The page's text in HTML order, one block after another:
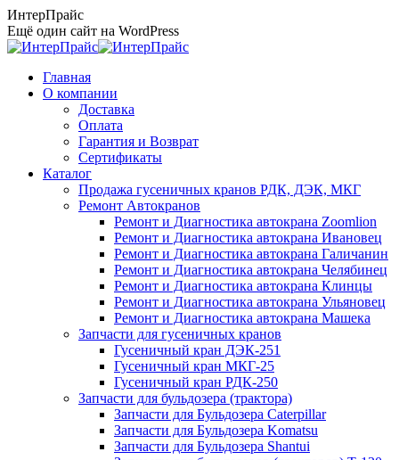
Перейти
к
содержанию
ИнтерПрайс
Ещё один сайт на WordPress
Главная
О компании
Доставка
Оплата
Гарантия и Возврат
Сертификаты
Каталог
Продажа гусеничных кранов РДК, ДЭК, МКГ
Ремонт Автокранов
Ремонт и Диагностика автокрана Zoomlion
Ремонт и Диагностика автокрана Ивановец
Ремонт и Диагностика автокрана Галичанин
Ремонт и Диагностика автокрана Челябинец
Ремонт и Диагностика автокрана Клинцы
Ремонт и Диагностика автокрана Ульяновец
Ремонт и Диагностика автокрана Машека
Запчасти для гусеничных кранов
Гусеничный кран ДЭК-251
Гусеничный кран МКГ-25
Гусеничный кран РДК-250
Запчасти для бульдозера (трактора)
Запчасти для Бульдозера Caterpillar
Запчасти для Бульдозера Komatsu
Запчасти для Бульдозера Shantui